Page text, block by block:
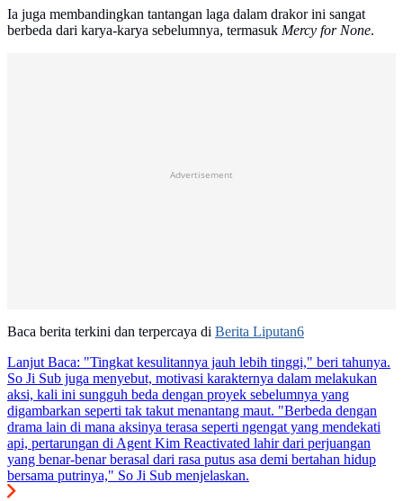
Ia juga membandingkan tantangan laga dalam drakor ini sangat
berbeda dari karya-karya sebelumnya, termasuk Mercy for None.
Advertisement
Baca berita terkini dan terpercaya di Berita Liputan6
Lanjut Baca: "Tingkat kesulitannya jauh lebih tinggi," beri tahunya.
So Ji Sub juga menyebut, motivasi karakternya dalam melakukan
aksi, kali ini sungguh beda dengan proyek sebelumnya yang
digambarkan seperti tak takut menantang maut. "Berbeda dengan
drama lain di mana aksinya terasa seperti ngengat yang mendekati
api, pertarungan di Agent Kim Reactivated lahir dari perjuangan
yang benar-benar berasal dari rasa putus asa demi bertahan hidup
bersama putrinya," So Ji Sub menjelaskan.